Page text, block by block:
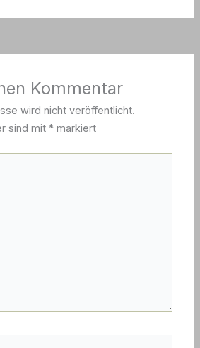
Kommentar
wird nicht veröffentlicht.
sind mit* markiert